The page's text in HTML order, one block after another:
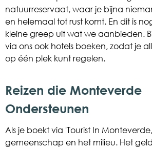
natuurreservaat, waar je bijna
en helemaal tot rust komt. En dit is
kleine greep uit wat we aanbieden.
via ons ook hotels boeken, zodat je
op één plek kunt regelen.
Reizen die Monteverde
Ondersteunen
Als je boekt via 'Tourist In
gemeenschap en het milieu. Het